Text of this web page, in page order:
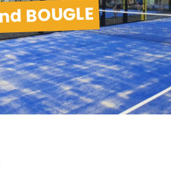
BOUGLE